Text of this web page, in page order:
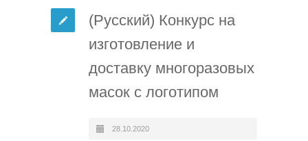
(Русский) Конкурс на
изготовление и
доставку многоразовых
масок с логотипом
28.10.2020